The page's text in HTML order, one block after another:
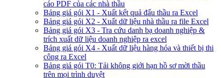
cáo PDF của các nhà thầu
Bảng giá gói X1 - Xuất kết quả đấu thầu ra Excel
Bảng giá gói X2 - Xuất dữ liệu nhà thầu ra file Excel
Bảng giá gói X3 - Tra cứu danh bạ doanh nghiệp &
trích xuất dữ liệu doanh nghiệp ra excel
Bảng giá gói X4 - Xuất dữ liệu hàng hóa và thiết bị thi
công ra Excel
Bảng giá gói T0: Tải không giới hạn hồ sơ mời thầu
trên mọi trình duyệt